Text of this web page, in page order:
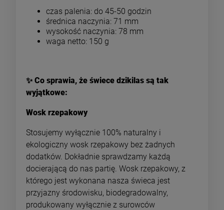
czas palenia: do 45-50 godzin
średnica naczynia: 71 mm
wysokość naczynia: 78 mm
waga netto: 150 g
✨Co sprawia, że świece dzikilas są tak
wyjątkowe:
Wosk rzepakowy
Stosujemy wyłącznie 100% naturalny i
ekologiczny wosk rzepakowy bez żadnych
dodatków. Dokładnie sprawdzamy każdą
docierającą do nas partię. Wosk rzepakowy, z
którego jest wykonana nasza świeca jest
przyjazny środowisku, biodegradowalny,
produkowany wyłącznie z surowców